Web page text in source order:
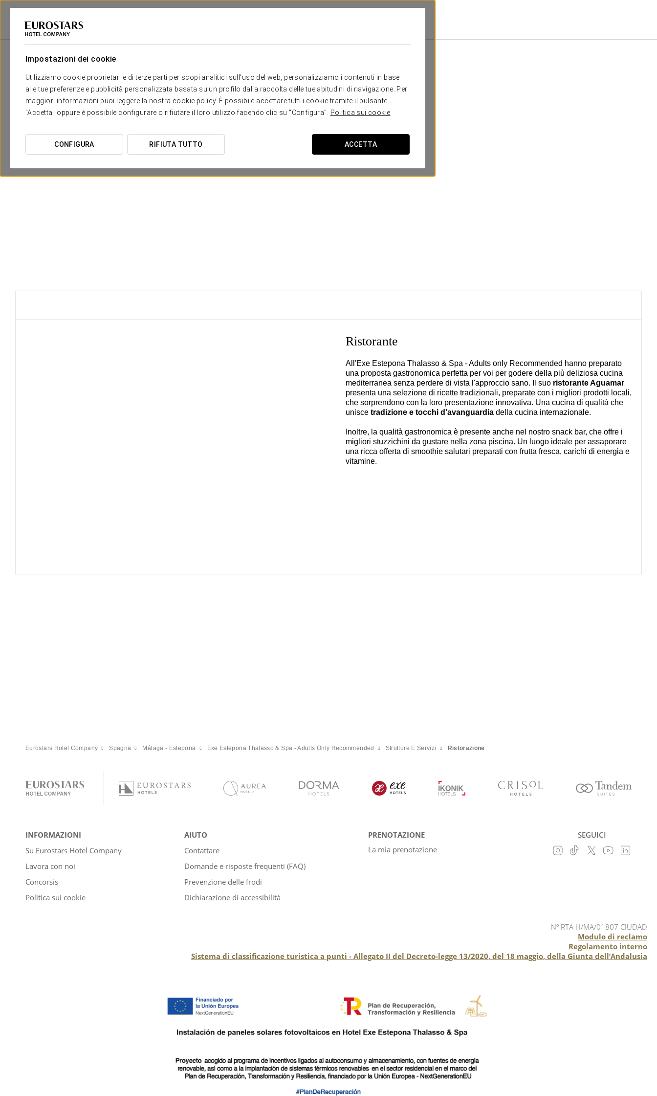
Impostazioni dei cookie
Utilizziamo cookie proprietari e di terze parti per scopi analitici sull'uso del web, personalizziamo i contenuti in base
alle tue preferenze e pubblicità personalizzata basata su un profilo dalla raccolta delle tue abitudini di navigazione. Per
maggiori informazioni puoi leggere la nostra cookie policy. È possibile accettare tutti i cookie tramite il pulsante
"Accetta" oppure è possibile configurare o rifiutare il loro utilizzo facendo clic su "Configura".
Politica sui cookie
CONFIGURA RIFIUTA TUTTO ACCETTA
Eurostars Hotel Company
Ristorante
All'Exe Estepona Thalasso & Spa - Adults only Recommended hanno preparato
una proposta gastronomica perfetta per voi per godere della più deliziosa cucina
mediterranea senza perdere di vista l'approccio sano. Il suo ristorante Aguamar
presenta una selezione di ricette tradizionali, preparate con i migliori prodotti locali,
che sorprendono con la loro presentazione innovativa. Una cucina di qualità che
unisce tradizione e tocchi d'avanguardia della cucina internazionale.
Inoltre, la qualità gastronomica è presente anche nel nostro snack bar, che offre i
migliori stuzzichini da gustare nella zona piscina. Un luogo ideale per assaporare
una ricca offerta di smoothie salutari preparati con frutta fresca, carichi di energia e
vitamine.
Eurostars Hotel Company Spagna Málaga - Estepona Exe Estepona Thalasso & Spa - Adults Only Recommended Strutture E Servizi Ristorazione
INFORMAZIONI
Su Eurostars Hotel Company
Lavora con noi
Concorsis
Politica sui cookie
AIUTO
Contattare
Domande e risposte frequenti (FAQ)
Prevenzione delle frodi
Dichiarazione di accessibilità
PRENOTAZIONE
La mia prenotazione
SEGUICI
Nº RTA H/MA/01807 CIUDAD
Modulo di reclamo
Regolamento interno
Sistema di classificazione turistica a punti - Allegato II del Decreto-legge 13/2020, del 18 maggio, della Giunta dell’Andalusia